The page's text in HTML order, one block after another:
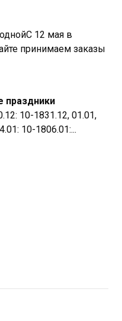
12 мая в
принимаем заказы
праздники
10-1831.12, 01.01,
10-1806.01:...